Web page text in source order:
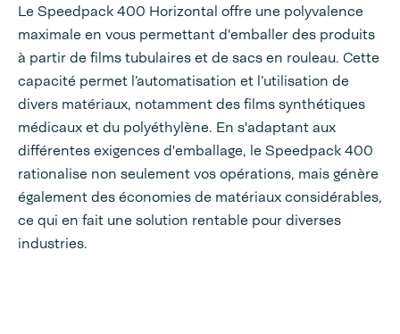
Le Speedpack 400 Horizontal offre une polyvalence
maximale en vous permettant d'emballer des produits
à partir de films tubulaires et de sacs en rouleau. Cette
capacité permet l’automatisation et l’utilisation de
divers matériaux, notamment des films synthétiques
médicaux et du polyéthylène. En s'adaptant aux
différentes exigences d'emballage, le Speedpack 400
rationalise non seulement vos opérations, mais génère
également des économies de matériaux considérables,
ce qui en fait une solution rentable pour diverses
industries.